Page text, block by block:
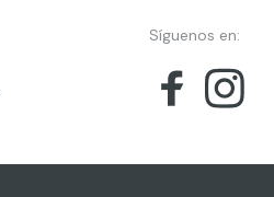
Síguenos en: